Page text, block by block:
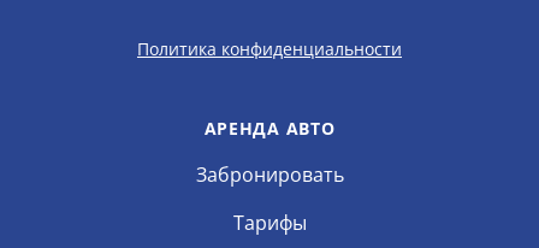
Политика конфиденциальности
АРЕНДА АВТО
Забронировать
Тарифы